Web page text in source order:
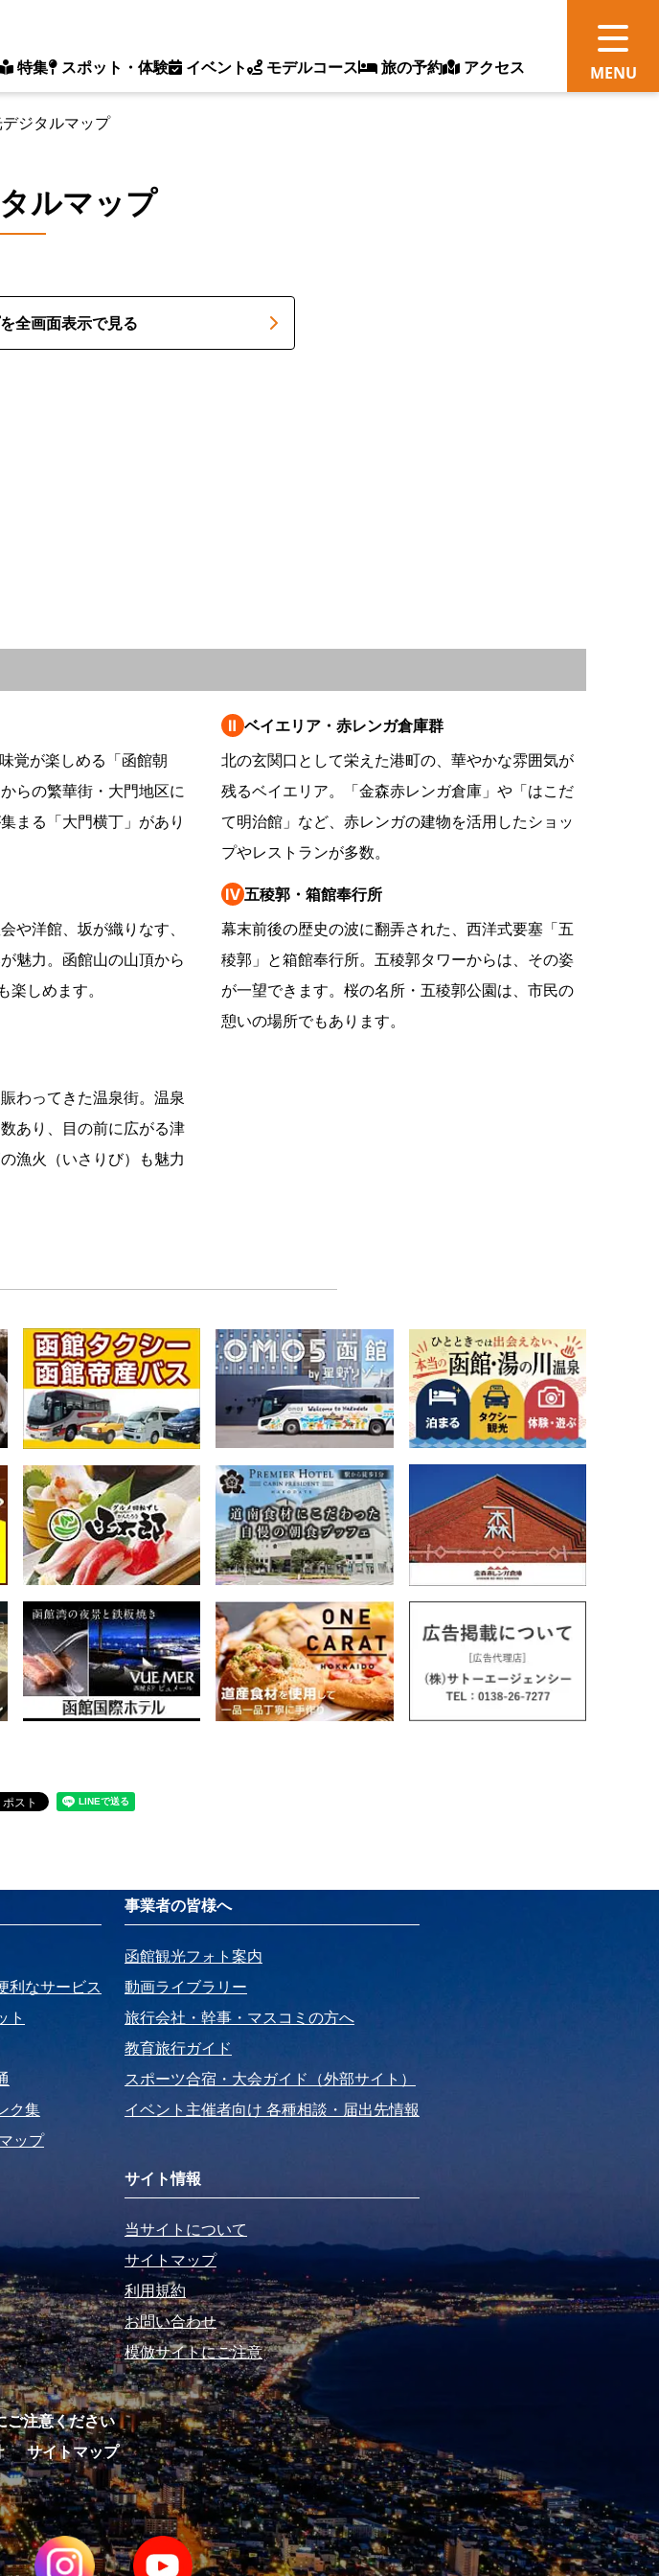
特集 スポット・体験 イベント モデルコース 旅の予約 アクセス
ジタルマップ
ルマップ
全画面表示で見る
覚が楽しめる「函館朝
らの繁華街・大門地区に
まる「大門横丁」があり
Ⅱ ベイエリア・赤レンガ倉庫群
北の玄関口として栄えた港町の、華やかな雰囲気が
残るベイエリア。「金森赤レンガ倉庫」や「はこだ
て明治館」など、赤レンガの建物を活用したショッ
プやレストランが多数。
や洋館、坂が織りなす、
魅力。函館山の山頂から
しめます。
Ⅳ五稜郭・箱館奉行所
幕末前後の歴史の波に翻弄された、西洋式要塞「五
稜郭」と箱館奉行所。五稜郭タワーからは、その姿
が一望できます。桜の名所・五稜郭公園は、市民の
憩いの場所でもあります。
わってきた温泉街。温泉
あり、目の前に広がる津
漁火（いさりび）も魅力
利なサービス
ト
ク集
ップ
事業者の皆様へ
函館観光フォト案内
動画ライブラリー
旅行会社・幹事・マスコミの方へ
教育旅行ガイド
スポーツ合宿・大会ガイド（外部サイト）
イベント主催者向け 各種相談・届出先情報
サイト情報
当サイトについて
サイトマップ
利用規約
お問い合わせ
模倣サイトにご注意
ご注意ください
サイトマップ